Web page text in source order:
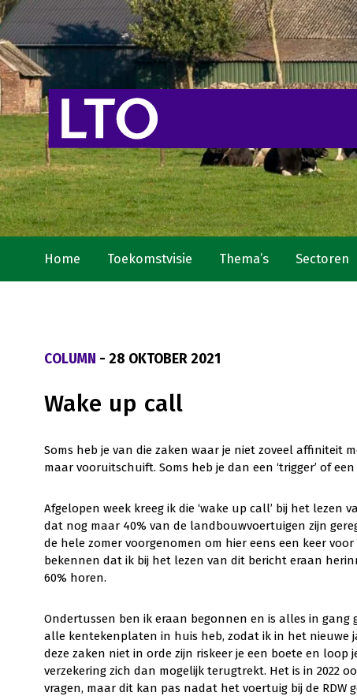
Home Toekomstvisie Thema’s Sectoren
COLUMN - 28 OKTOBER 2021
Wake up call
Soms heb je van die zaken waar je niet zoveel affiniteit
maar vooruitschuift. Soms heb je dan een ‘trigger’ of
Afgelopen week kreeg ik die ‘wake up call’ bij het
dat nog maar 40% van de landbouwvoertuigen zijn
de hele zomer voorgenomen om hier eens een keer
bekennen dat ik bij het lezen van dit bericht eraan
60% horen.
Ondertussen ben ik eraan begonnen en is alles in
alle kentekenplaten in huis heb, zodat ik in het nieuwe
deze zaken niet in orde zijn riskeer je een boete en loop
verzekering zich dan mogelijk terugtrekt. Het is in 2022
vragen, maar dit kan pas nadat het voertuig bij de RDW